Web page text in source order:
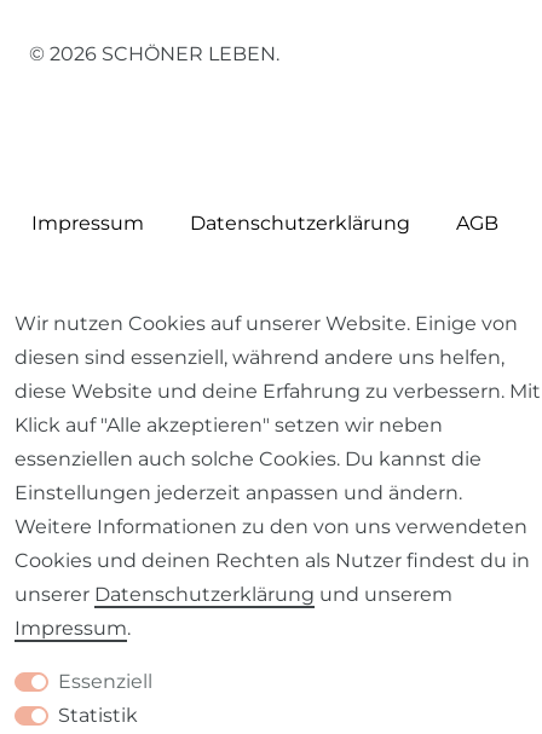
© 2026 SCHÖNER LEBEN.
Impressum Daten­schutz­erklärung AGB
Barrierefreiheitserklärung
VERTRAG WIDERRUFEN Kontakt
Wir nutzen Cookies auf unserer Website. Einige von
diesen sind essenziell, während andere uns helfen,
diese Website und deine Erfahrung zu verbessern. Mit
Klick auf "Alle akzeptieren" setzen wir neben
essenziellen auch solche Cookies. Du kannst die
Einstellungen jederzeit anpassen und ändern.
Weitere Informationen zu den von uns verwendeten
Cookies und deinen Rechten als Nutzer findest du in
unserer Daten­schutz­erklärung und unserem
Impressum.
Essenziell
Statistik